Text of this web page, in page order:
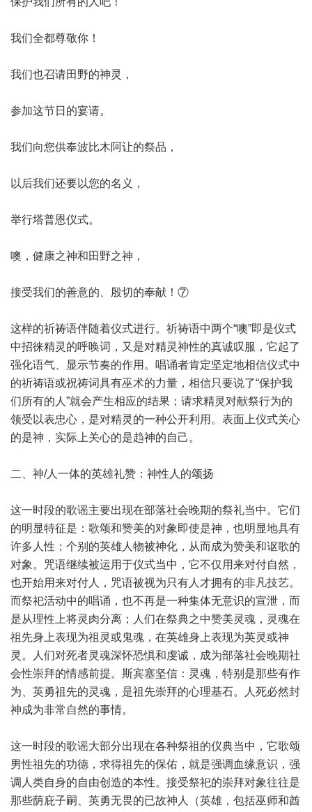
我们全都尊敬你！
我们也召请田野的神灵，
参加这节日的宴请。
我们向您供奉波比木阿让的祭品，
以后我们还要以您的名义，
举行塔普恩仪式。
噢，健康之神和田野之神，
接受我们的善意的、殷切的奉献！⑦
这样的祈祷语伴随着仪式进行。祈祷语中两个“噢”即是仪式
中招徕精灵的呼唤词，又是对精灵神性的真诚叹服，它起了
强化语气、显示节奏的作用。唱诵者肯定坚定地相信仪式中
的祈祷语或祝祷词具有巫术的力量，相信只要说了“保护我
们所有的人”就会产生相应的结果；请求精灵对献祭行为的
领受以表忠心，是对精灵的一种公开利用。表面上仪式关心
的是神，实际上关心的是趋神的自己。
二、神/人一体的英雄礼赞：神性人的颂扬
这一时段的歌谣主要出现在部落社会晚期的祭礼当中。它们
的明显特征是：歌颂和赞美的对象即使是神，也明显地具有
许多人性；个别的英雄人物被神化，从而成为赞美和讴歌的
对象。咒语继续被运用于仪式当中，它不仅用来对付自然，
也开始用来对付人，咒语被视为只有人才拥有的非凡技艺。
而祭祀活动中的唱诵，也不再是一种集体无意识的宣泄，而
是从理性上将灵肉分离；人们在祭典之中赞美灵魂，灵魂在
祖先身上表现为祖灵或鬼魂，在英雄身上表现为英灵或神
灵。人们对死者灵魂深怀恐惧和虔诚，成为部落社会晚期社
会性崇拜的情感前提。斯宾塞坚信：灵魂，特别是那些有作
为、英勇祖先的灵魂，是祖先崇拜的心理基石。人死必然封
神成为非常自然的事情。
这一时段的歌谣大部分出现在各种祭祖的仪典当中，它歌颂
男性祖先的功德，求得祖先的保佑，就是强调血缘意识，强
调人类自身的自由创造的本性。接受祭祀的崇拜对象往往是
那些荫庇子嗣、英勇无畏的已故神人（英雄，包括巫师和酋